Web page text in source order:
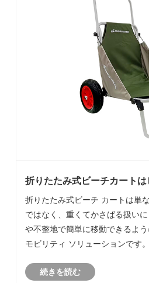
折りたたみ式ビーチカート
折りたたみ式ビーチ カートは単
ではなく、重くてかさばる扱い
や不整地で簡単に移動できるよ
モビリティ ソリューションです
ォーマンスの低下、保管の制限、
続きを読む